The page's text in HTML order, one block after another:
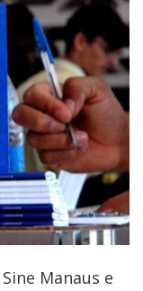
Manaus e